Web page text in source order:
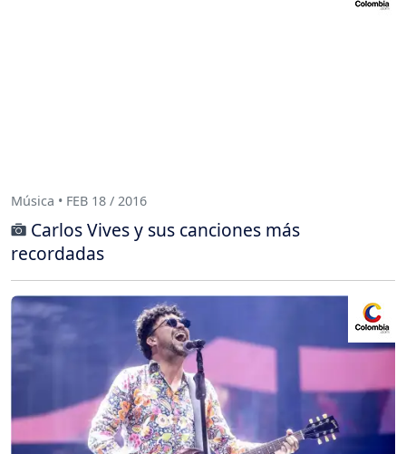
Música • FEB 18 / 2016
Carlos Vives y sus canciones más
recordadas